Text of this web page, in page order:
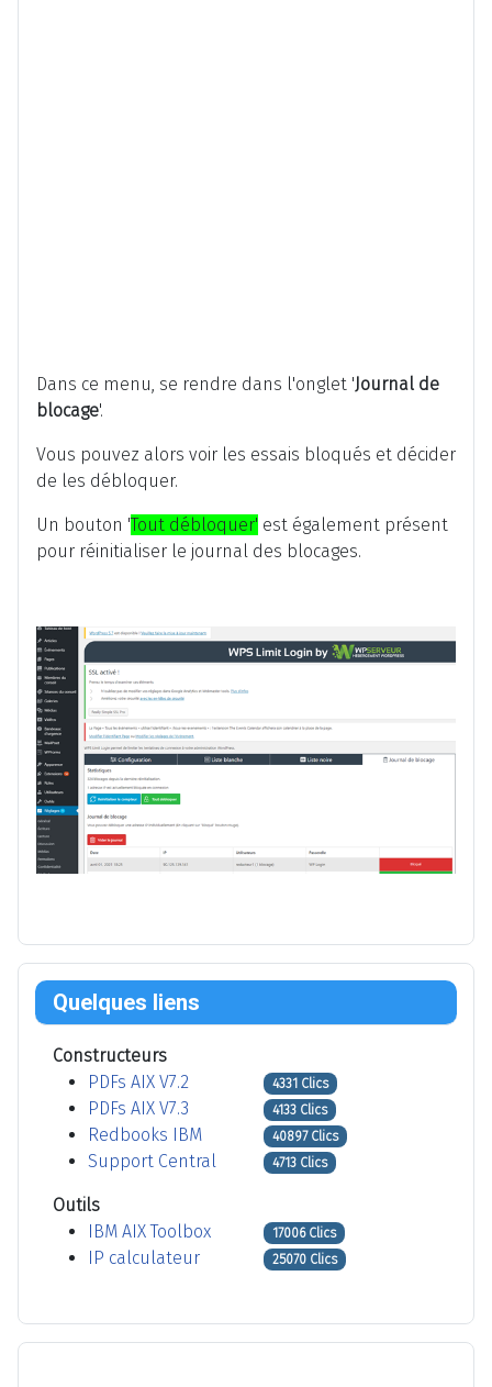
Dans ce menu, se rendre dans l'onglet 'Journal de
blocage'.
Vous pouvez alors voir les essais bloqués et décider
de les débloquer.
Un bouton 'Tout débloquer' est également présent
pour réinitialiser le journal des blocages.
Quelques liens
Constructeurs
PDFs AIX V7.2
4331 Clics
PDFs AIX V7.3 4133 Clics
Redbooks IBM 40897 Clics
Support Central 4713 Clics
Outils
IBM AIX Toolbox
17006 Clics
IP calculateur 25070 Clics